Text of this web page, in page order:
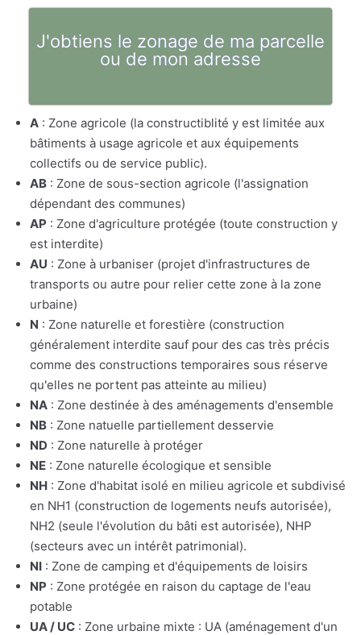
J'obtiens le zonage de ma parcelle
ou de mon adresse
A : Zone agricole (la constructiblité y est limitée aux
bâtiments à usage agricole et aux équipements
collectifs ou de service public).
AB : Zone de sous-section agricole (l'assignation
dépendant des communes)
AP : Zone d'agriculture protégée (toute construction y
est interdite)
AU : Zone à urbaniser (projet d'infrastructures de
transports ou autre pour relier cette zone à la zone
urbaine)
N : Zone naturelle et forestière (construction
généralement interdite sauf pour des cas très précis
comme des constructions temporaires sous réserve
qu'elles ne portent pas atteinte au milieu)
NA : Zone destinée à des aménagements d'ensemble
NB : Zone natuelle partiellement desservie
ND : Zone naturelle à protéger
NE : Zone naturelle écologique et sensible
NH : Zone d'habitat isolé en milieu agricole et subdivisé
en NH1 (construction de logements neufs autorisée),
NH2 (seule l'évolution du bâti est autorisée), NHP
(secteurs avec un intérêt patrimonial).
NI : Zone de camping et d'équipements de loisirs
NP : Zone protégée en raison du captage de l'eau
potable
UA / UC : Zone urbaine mixte : UA (aménagement d'un